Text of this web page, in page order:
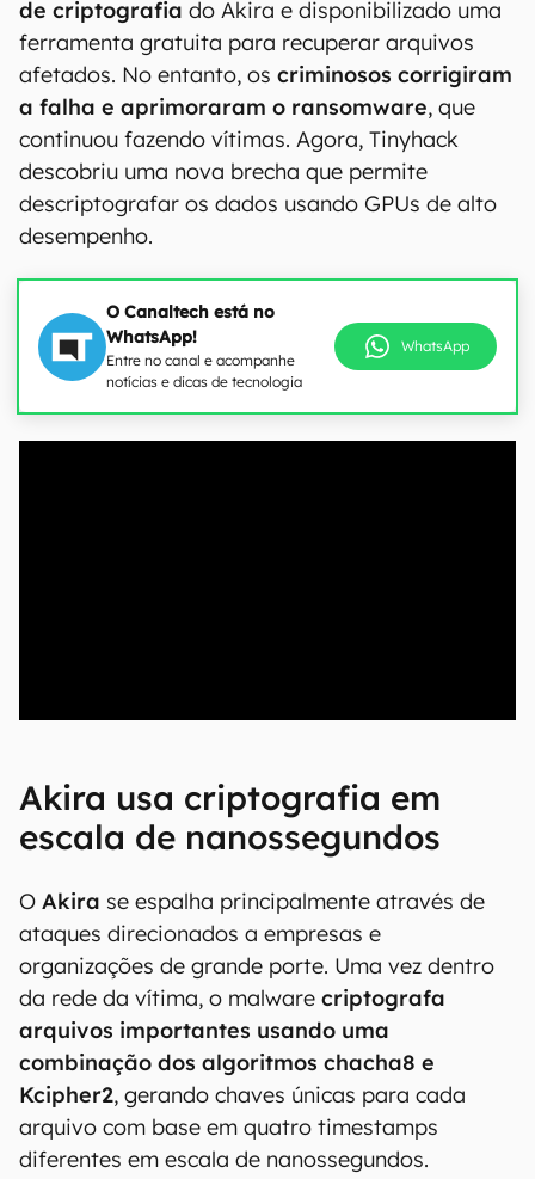
de criptografia do Akira e disponibilizado uma
ferramenta gratuita para recuperar arquivos
afetados. No entanto, os criminosos corrigiram
a falha e aprimoraram o ransomware, que
continuou fazendo vítimas. Agora, Tinyhack
descobriu uma nova brecha que permite
descriptografar os dados usando GPUs de alto
desempenho.
O Canaltech está no
WhatsApp!
Entre no canal e acompanhe
notícias e dicas de tecnologia
WhatsApp
Akira usa criptografia em
escala de nanossegundos
O Akira se espalha principalmente através de
ataques direcionados a empresas e
organizações de grande porte. Uma vez dentro
da rede da vítima, o malware criptografa
arquivos importantes usando uma
combinação dos algoritmos chacha8 e
Kcipher2, gerando chaves únicas para cada
arquivo com base em quatro timestamps
diferentes em escala de nanossegundos.